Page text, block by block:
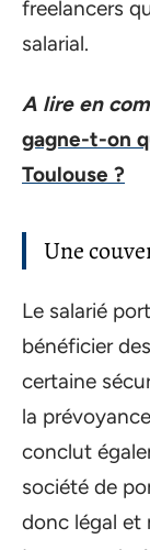
freelancers
salarial.
A lire en
gagne-t-on
Toulouse ?
Une
Le salarié
bénéficier
certaine
la
conclut
société de
donc légal et